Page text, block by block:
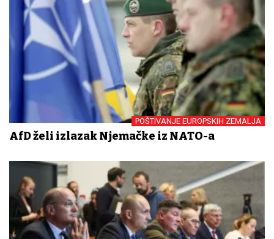
POŠTIVANJE EUROPSKIH ZEMALJA
AfD želi izlazak Njemačke iz NATO-a